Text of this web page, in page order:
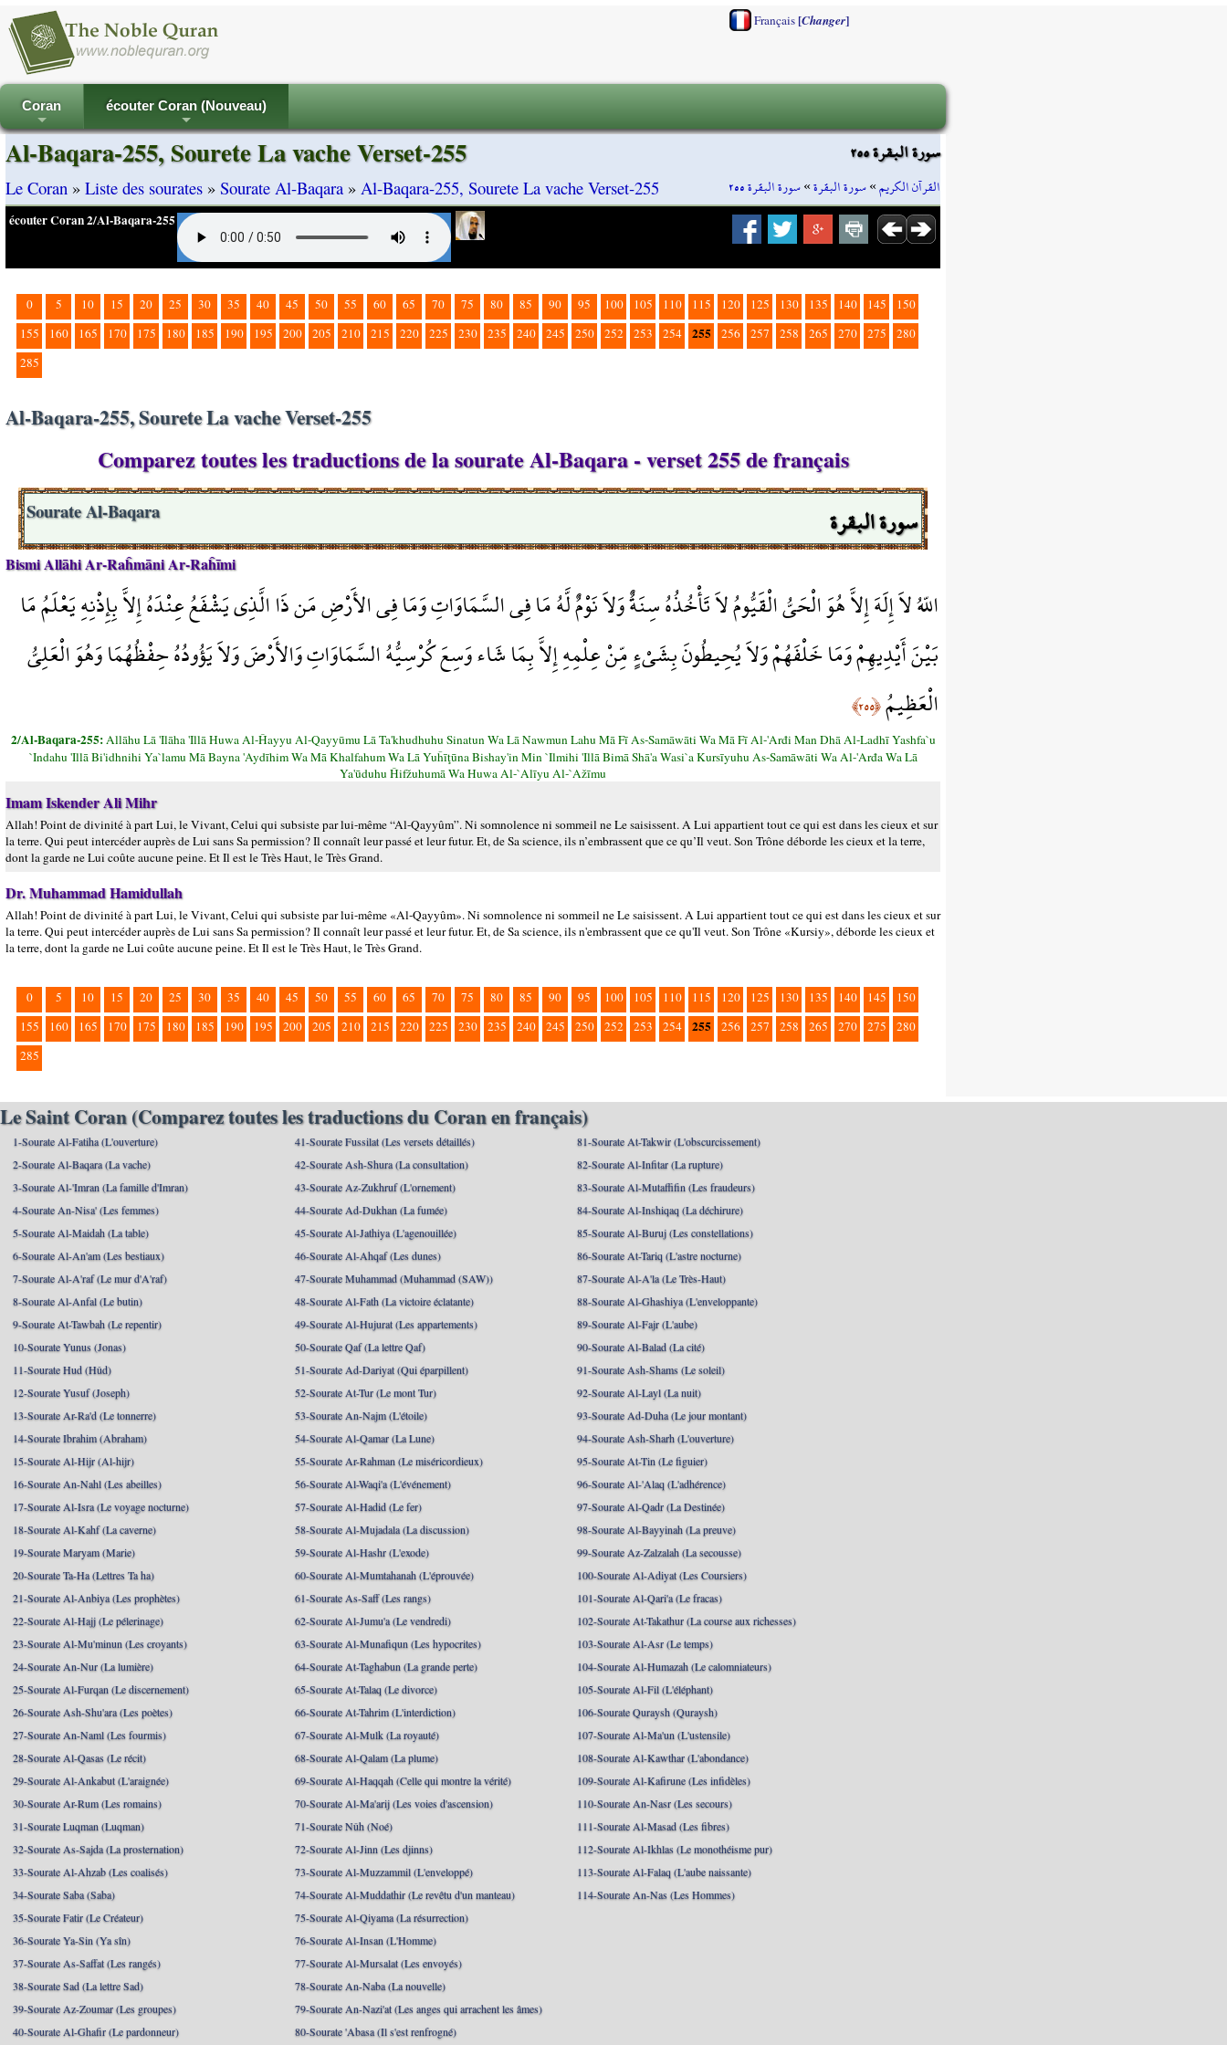
Français[Changer]
+
Coran
+
écouter Coran (Nouveau)
سورة البقرة ٢٥٥
القرآن الكريم»سورة البقرة»سورة البقرة ٢٥٥
Al-Baqara-255, Sourete La vache Verset-255
Le Coran » Liste des sourates » Sourate Al-Baqara » Al-Baqara-255, Sourete La vache Verset-255
écouter Coran 2/Al-Baqara-255
0 5 10 15 20 25 30 35 40 45 50 55 60 65 70 75 80 85 90 95 100 105 110 115 120 125 130 135 140 145
150
155
160 165 170 175 180 185 190 195 200 205 210 215 220 225 230 235 240 245 250 252 253 254 255 256 257 258 265 270 275
280
285
Al-Baqara-255, Sourete La vache Verset-255
Comparez toutes les traductions de la sourate Al-Baqara - verset 255 de français
سورة البقرة Sourate Al-Baqara
Bismi Allāhi Ar-Raĥmāni Ar-Raĥīmi
اللّهُ لاَ إِلَهَ إِلاَّ هُوَ الْحَيُّ الْقَيُّومُ لاَ تَأْخُذُهُ سِنَةٌ وَلاَ نَوْمٌ لَّهُ مَا فِي السَّمَاوَاتِ وَمَا فِي الأَرْضِ مَن ذَا الَّذِي يَشْفَعُ عِنْدَهُ إِلاَّ بِإِذْنِهِ يَعْلَمُ مَا
بَيْنَ أَيْدِيهِمْ وَمَا خَلْفَهُمْ وَلاَ يُحِيطُونَ بِشَيْءٍ مِّنْ عِلْمِهِ إِلاَّ بِمَا شَاء وَسِعَ كُرْسِيُّهُ السَّمَاوَاتِ وَالأَرْضَ وَلاَ يَؤُودُهُ حِفْظُهُمَا وَهُوَ الْعَلِيُّ
الْعَظِيمُ﴿٢٥٥﴾
2/Al-Baqara-255:Allāhu Lā 'Ilāha 'Illā Huwa Al-Ĥayyu Al-Qayyūmu Lā Ta'khudhuhu Sinatun Wa Lā Nawmun Lahu Mā Fī As-Samāwāti Wa Mā Fī Al-'Arđi Man Dhā Al-Ladhī Yashfa`u
`Indahu 'Illā Bi'idhnihi Ya`lamu Mā Bayna 'Aydīhim Wa Mā Khalfahum Wa Lā Yuĥīţūna Bishay'in Min `Ilmihi 'Illā Bimā Shā'a Wasi`a Kursīyuhu As-Samāwāti Wa Al-'Arđa Wa Lā
Ya'ūduhu Ĥifžuhumā Wa Huwa Al-`Alīyu Al-`Ažīmu
Imam Iskender Ali Mihr
Allah! Point de divinité à part Lui, le Vivant, Celui qui subsiste par lui-même “Al-Qayyûm”. Ni somnolence ni sommeil ne Le saisissent. A Lui appartient tout ce qui est dans les cieux et sur
la terre. Qui peut intercéder auprès de Lui sans Sa permission? Il connaît leur passé et leur futur. Et, de Sa science, ils n’embrassent que ce qu’Il veut. Son Trône déborde les cieux et la terre,
dont la garde ne Lui coûte aucune peine. Et Il est le Très Haut, le Très Grand.
Dr. Muhammad Hamidullah
Allah! Point de divinité à part Lui, le Vivant, Celui qui subsiste par lui-même «Al-Qayyûm». Ni somnolence ni sommeil ne Le saisissent. A Lui appartient tout ce qui est dans les cieux et sur
la terre. Qui peut intercéder auprès de Lui sans Sa permission? Il connaît leur passé et leur futur. Et, de Sa science, ils n'embrassent que ce qu'Il veut. Son Trône «Kursiy», déborde les cieux et
la terre, dont la garde ne Lui coûte aucune peine. Et Il est le Très Haut, le Très Grand.
0 5 10 15 20 25 30 35 40 45 50 55 60 65 70 75 80 85 90 95 100 105 110 115 120 125 130 135 140 145
150
155
160 165 170 175 180 185 190 195 200 205 210 215 220 225 230 235 240 245 250 252 253 254 255 256 257 258 265 270 275
280
285
Le Saint Coran (Comparez toutes les traductions du Coran en français)
1-Sourate Al-Fatiha (L'ouverture)
2-Sourate Al-Baqara (La vache)
3-Sourate Al-'Imran (La famille d'Imran)
4-Sourate An-Nisa' (Les femmes)
5-Sourate Al-Maidah (La table)
6-Sourate Al-An'am (Les bestiaux)
7-Sourate Al-A'raf (Le mur d'A'raf)
8-Sourate Al-Anfal (Le butin)
9-Sourate At-Tawbah (Le repentir)
10-Sourate Yunus (Jonas)
11-Sourate Hud (Hûd)
12-Sourate Yusuf (Joseph)
13-Sourate Ar-Ra'd (Le tonnerre)
14-Sourate Ibrahim (Abraham)
15-Sourate Al-Hijr (Al-hijr)
16-Sourate An-Nahl (Les abeilles)
17-Sourate Al-Isra (Le voyage nocturne)
18-Sourate Al-Kahf (La caverne)
19-Sourate Maryam (Marie)
20-Sourate Ta-Ha (Lettres Ta ha)
21-Sourate Al-Anbiya (Les prophètes)
22-Sourate Al-Hajj (Le pélerinage)
23-Sourate Al-Mu'minun (Les croyants)
24-Sourate An-Nur (La lumière)
25-Sourate Al-Furqan (Le discernement)
26-Sourate Ash-Shu'ara (Les poètes)
27-Sourate An-Naml (Les fourmis)
28-Sourate Al-Qasas (Le récit)
29-Sourate Al-Ankabut (L'araignée)
30-Sourate Ar-Rum (Les romains)
31-Sourate Luqman (Luqman)
32-Sourate As-Sajda (La prosternation)
33-Sourate Al-Ahzab (Les coalisés)
34-Sourate Saba (Saba)
35-Sourate Fatir (Le Créateur)
36-Sourate Ya-Sin (Ya sîn)
37-Sourate As-Saffat (Les rangés)
38-Sourate Sad (La lettre Sad)
39-Sourate Az-Zoumar (Les groupes)
40-Sourate Al-Ghafir (Le pardonneur)
41-Sourate Fussilat (Les versets détaillés)
42-Sourate Ash-Shura (La consultation)
43-Sourate Az-Zukhruf (L'ornement)
44-Sourate Ad-Dukhan (La fumée)
45-Sourate Al-Jathiya (L'agenouillée)
46-Sourate Al-Ahqaf (Les dunes)
47-Sourate Muhammad (Muhammad (SAW))
48-Sourate Al-Fath (La victoire éclatante)
49-Sourate Al-Hujurat (Les appartements)
50-Sourate Qaf (La lettre Qaf)
51-Sourate Ad-Dariyat (Qui éparpillent)
52-Sourate At-Tur (Le mont Tur)
53-Sourate An-Najm (L'étoile)
54-Sourate Al-Qamar (La Lune)
55-Sourate Ar-Rahman (Le miséricordieux)
56-Sourate Al-Waqi'a (L'événement)
57-Sourate Al-Hadid (Le fer)
58-Sourate Al-Mujadala (La discussion)
59-Sourate Al-Hashr (L'exode)
60-Sourate Al-Mumtahanah (L'éprouvée)
61-Sourate As-Saff (Les rangs)
62-Sourate Al-Jumu'a (Le vendredi)
63-Sourate Al-Munafiqun (Les hypocrites)
64-Sourate At-Taghabun (La grande perte)
65-Sourate At-Talaq (Le divorce)
66-Sourate At-Tahrim (L'interdiction)
67-Sourate Al-Mulk (La royauté)
68-Sourate Al-Qalam (La plume)
69-Sourate Al-Haqqah (Celle qui montre la vérité)
70-Sourate Al-Ma'arij (Les voies d'ascension)
71-Sourate Nûh (Noé)
72-Sourate Al-Jinn (Les djinns)
73-Sourate Al-Muzzammil (L'enveloppé)
74-Sourate Al-Muddathir (Le revêtu d'un manteau)
75-Sourate Al-Qiyama (La résurrection)
76-Sourate Al-Insan (L'Homme)
77-Sourate Al-Mursalat (Les envoyés)
78-Sourate An-Naba (La nouvelle)
79-Sourate An-Nazi'at (Les anges qui arrachent les âmes)
80-Sourate 'Abasa (Il s'est renfrogné)
81-Sourate At-Takwir (L'obscurcissement)
82-Sourate Al-Infitar (La rupture)
83-Sourate Al-Mutaffifin (Les fraudeurs)
84-Sourate Al-Inshiqaq (La déchirure)
85-Sourate Al-Buruj (Les constellations)
86-Sourate At-Tariq (L'astre nocturne)
87-Sourate Al-A'la (Le Très-Haut)
88-Sourate Al-Ghashiya (L'enveloppante)
89-Sourate Al-Fajr (L'aube)
90-Sourate Al-Balad (La cité)
91-Sourate Ash-Shams (Le soleil)
92-Sourate Al-Layl (La nuit)
93-Sourate Ad-Duha (Le jour montant)
94-Sourate Ash-Sharh (L'ouverture)
95-Sourate At-Tin (Le figuier)
96-Sourate Al-'Alaq (L'adhérence)
97-Sourate Al-Qadr (La Destinée)
98-Sourate Al-Bayyinah (La preuve)
99-Sourate Az-Zalzalah (La secousse)
100-Sourate Al-Adiyat (Les Coursiers)
101-Sourate Al-Qari'a (Le fracas)
102-Sourate At-Takathur (La course aux richesses)
103-Sourate Al-Asr (Le temps)
104-Sourate Al-Humazah (Le calomniateurs)
105-Sourate Al-Fil (L'éléphant)
106-Sourate Quraysh (Quraysh)
107-Sourate Al-Ma'un (L'ustensile)
108-Sourate Al-Kawthar (L'abondance)
109-Sourate Al-Kafirune (Les infidèles)
110-Sourate An-Nasr (Les secours)
111-Sourate Al-Masad (Les fibres)
112-Sourate Al-Ikhlas (Le monothéisme pur)
113-Sourate Al-Falaq (L'aube naissante)
114-Sourate An-Nas (Les Hommes)